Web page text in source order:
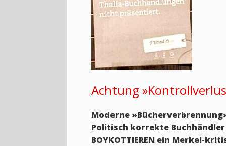
Achtung
Moderne »Bücherverbrennung
Politisch korrekte Buchhändler
BOYKOTTIEREN ein Merkel-